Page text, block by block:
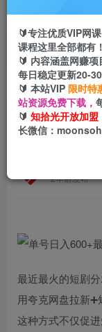
首页 创业课程 会
单号日入600+
【揭秘】
2年前发布
最近最火的短剧
用夸克网盘拉新
这种方式不仅促
🔰专注优质VIP网
课程这里全部都有！
🔰 内容涵盖网赚
每日稳定更新20-
🔰 本站VIP 限时特
站资源免费下载，
🔰 知拾光开放加盟
长微信：